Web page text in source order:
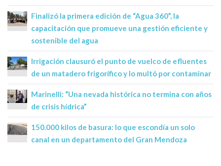
Finalizó la primera edición de “Agua 360”, la
capacitación que promueve una gestión eficiente y
sostenible del agua
Irrigación clausuró el punto de vuelco de efluentes
de un matadero frigorífico y lo multó por contaminar
Marinelli: “Una nevada histórica no termina con años
de crisis hídrica”
150.000 kilos de basura: lo que escondía un solo
canal en un departamento del Gran Mendoza